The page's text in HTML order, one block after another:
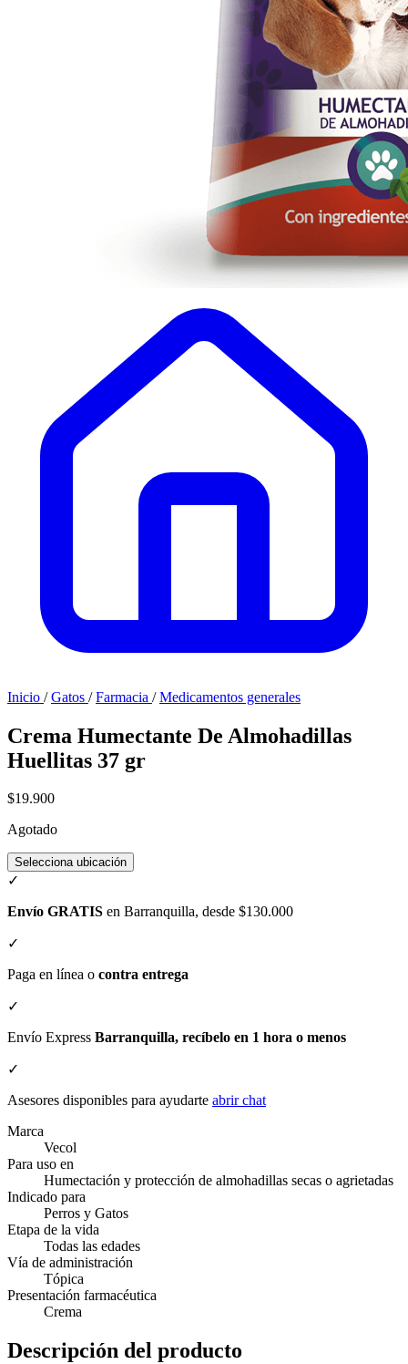
Inicio / Gatos / Farmacia / Medicamentos generales
Crema Humectante De Almohadillas
Huellitas 37 gr
$19.900
Agotado
Selecciona ubicación
✓
Envío GRATIS en Barranquilla, desde $130.000
✓
Paga en línea o contra entrega
✓
Envío Express Barranquilla, recíbelo en 1 hora o menos
✓
Asesores disponibles para ayudarte abrir chat
Marca
Vecol
Para uso en
Humectación y protección de almohadillas secas o agrietadas
Indicado para
Perros y Gatos
Etapa de la vida
Todas las edades
Vía de administración
Tópica
Presentación farmacéutica
Crema
Descripción del producto